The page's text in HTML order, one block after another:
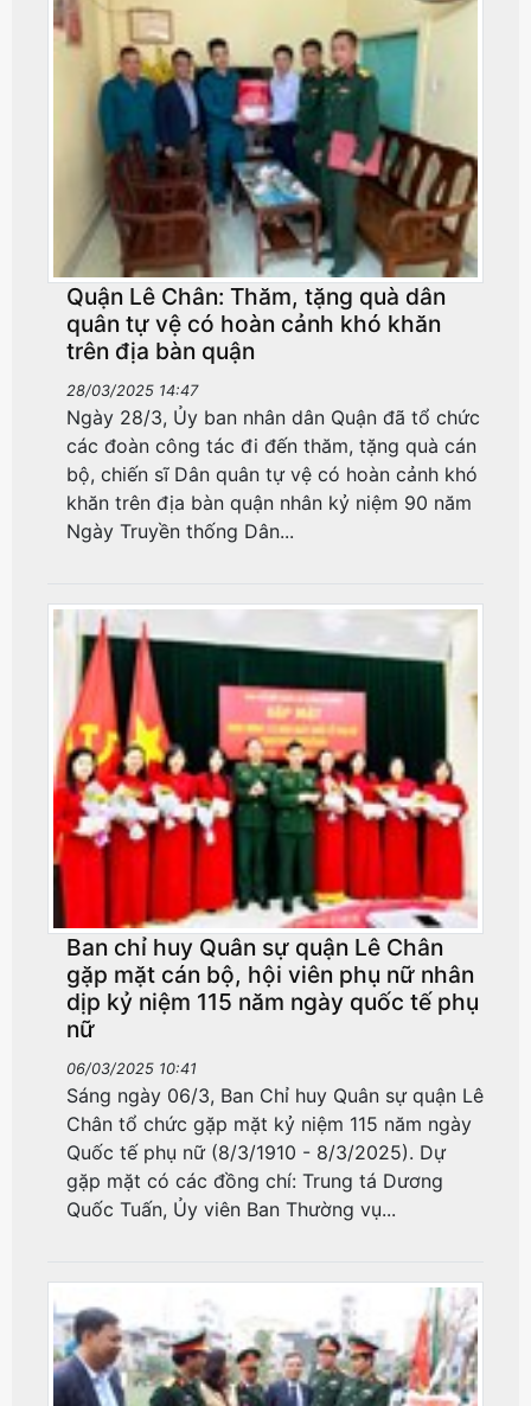
Quận Lê Chân: Thăm, tặng quà dân
quân tự vệ có hoàn cảnh khó khăn
trên địa bàn quận
28/03/2025 14:47
Ngày 28/3, Ủy ban nhân dân Quận đã tổ chức
các đoàn công tác đi đến thăm, tặng quà cán
bộ, chiến sĩ Dân quân tự vệ có hoàn cảnh khó
khăn trên địa bàn quận nhân kỷ niệm 90 năm
Ngày Truyền thống Dân...
Ban chỉ huy Quân sự quận Lê Chân
gặp mặt cán bộ, hội viên phụ nữ nhân
dịp kỷ niệm 115 năm ngày quốc tế phụ
nữ
06/03/2025 10:41
Sáng ngày 06/3, Ban Chỉ huy Quân sự quận Lê
Chân tổ chức gặp mặt kỷ niệm 115 năm ngày
Quốc tế phụ nữ (8/3/1910 - 8/3/2025). Dự
gặp mặt có các đồng chí: Trung tá Dương
Quốc Tuấn, Ủy viên Ban Thường vụ...